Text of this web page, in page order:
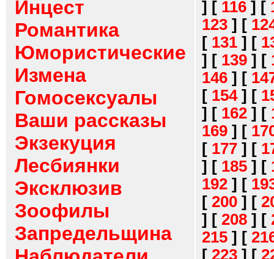
Инцест
Романтика
Юмористические
Измена
Гомосексуалы
Ваши рассказы
Экзекуция
Лесбиянки
Эксклюзив
Зоофилы
Запредельщина
] [ 116 ] [
123 ] [
[ 131 ] [
] [ 139 ] [
146 ] [
[ 154] [
] [ 162 ] [
169 ] [
[ 177 ] [
] [ 185 ] [
192 ] [
[ 200 ] [
] [ 208 ] [
215 ] [
[ 223 ] [